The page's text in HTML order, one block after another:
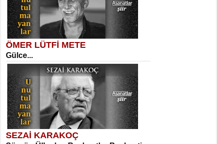
MEHMET TAŞTAN
Vagon’da Bir Şairle...
Kadir Ünal
Ayağıma Dolanan Yokuş...
ÖMER LÜTFİ METE
Gülce...
SEZAİ KARAKOÇ